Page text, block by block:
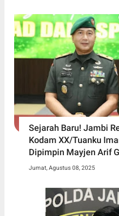
Sejarah Baru! Jambi
Kodam XX/Tuanku
Dipimpin Mayjen Arif
Jumat, Agustus 08, 2025